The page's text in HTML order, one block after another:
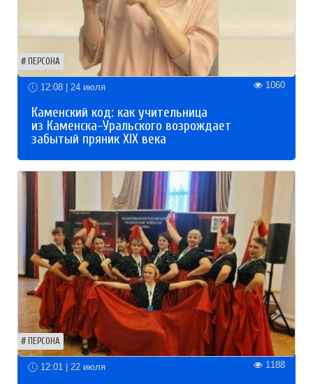
ПЕРСОНА
12:08 | 24 июля 1060
Каменский код: как учительница
из Каменска-Уральского возрождает
забытый пряник XIX века
ПЕРСОНА
12:01 | 22 июля 1188